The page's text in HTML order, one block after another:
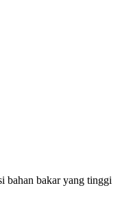
bahan bakar yang tinggi